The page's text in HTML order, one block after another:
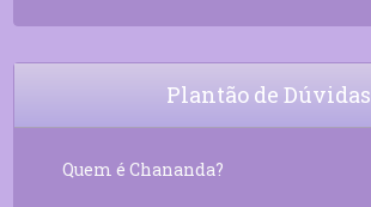
Plantão de Dúvidas
Quem é Chananda?